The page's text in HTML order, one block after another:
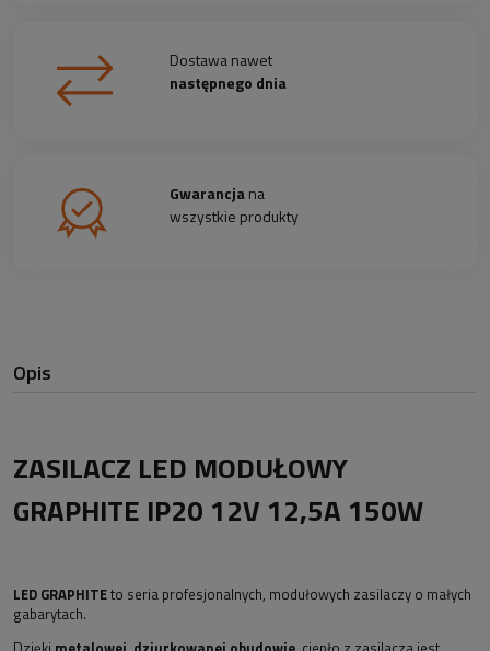
Dostawa nawet
następnego dnia
Gwarancjana
wszystkie produkty
Opis
ZASILACZ LED MODUŁOWY
GRAPHITE IP20 12V 12,5A 150W
LED GRAPHITEto seria profesjonalnych, modułowych zasilaczy o małych
gabarytach.